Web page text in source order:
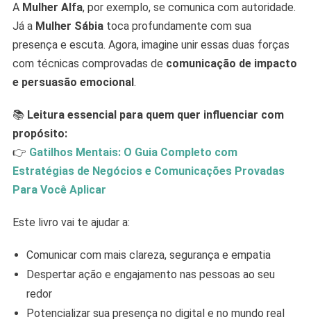
A Mulher Alfa, por exemplo, se comunica com autoridade.
Já a Mulher Sábiatoca profundamente com sua
presença e escuta. Agora, imagine unir essas duas forças
com técnicas comprovadas de comunicação de impacto
e persuasão emocional .
📚 Leitura essencial para quem quer influenciar com
propósito:
👉 Gatilhos Mentais: O Guia Completo com
Estratégias de Negócios e Comunicações Provadas
Para Você Aplicar
Este livro vai te ajudar a:
Comunicar com mais clareza, segurança e empatia
Despertar ação e engajamento nas pessoas ao seu
redor
Potencializar sua presença no digital e no mundo real